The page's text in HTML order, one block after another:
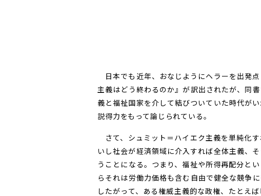
日本でも近年、おなじようにヘラーを出発
主義はどう終わるのか』が訳出されたが、同
義と福祉国家を介して結びついていた時代が
説得力をもって論じられている。
さて、シュミット＝ハイエク主義を単純化
いし社会が経済領域に介入すれば全体主義、
うことになる。つまり、福祉や所得再配分と
らそれは労働力価格も含む自由で健全な競争
したがって、ある権威主義的な政権、たとえ